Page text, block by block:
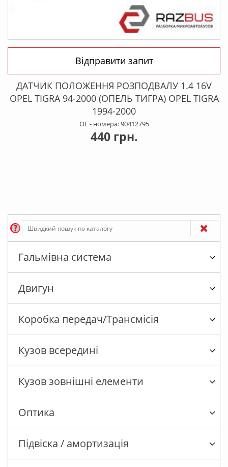
Відправити запит
ДАТЧИК ПОЛОЖЕННЯ РОЗПОДВАЛУ 1.4 16V
OPEL TIGRA 94-2000 (ОПЕЛЬ ТИГРА) OPEL TIGRA
1994-2000
OE - номера: 90412795
440 грн.
Гальмівна система
Двигун
Коробка передач/Трансмісія
Кузов всередині
Кузов зовнішні елементи
Оптика
Підвіска / амортизація